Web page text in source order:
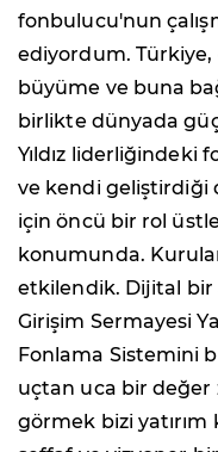
fonbulucu'nun
ediyordum.
büyüme ve buna
birlikte dünyada
Yıldız liderliğindeki
ve kendi geliştirdiği
için öncü bir rol
konumunda.
etkilendik. Dijital bir
Girişim Sermayesi
Fonlama Sistemini
uçtan uca bir
görmek bizi yatırım